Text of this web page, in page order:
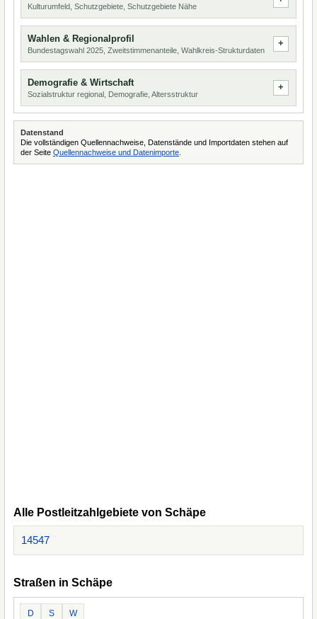
Kulturumfeld, Schutzgebiete, Schutzgebiete Nähe
Wahlen & Regionalprofil
Bundestagswahl 2025, Zweitstimmenanteile, Wahlkreis-Strukturdaten
Demografie & Wirtschaft
Sozialstruktur regional, Demografie, Altersstruktur
Datenstand
Die vollständigen Quellennachweise, Datenstände und Importdaten stehen auf
der Seite Quellennachweise und Datenimporte
Alle Postleitzahlgebiete von Schäpe
14547
Straßen in Schäpe
D S W